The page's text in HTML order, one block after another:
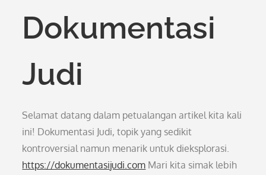
Dokumentasi
Judi
Selamat datang dalam petualangan artikel kita kali
ini! Dokumentasi Judi, topik yang sedikit
kontroversial namun menarik untuk dieksplorasi.
https://dokumentasijudi.com Mari kita simak lebih